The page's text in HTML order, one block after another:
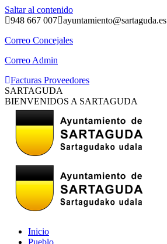
Saltar al contenido
948 667 007 ayuntamiento@sartaguda.es
Correo Concejales
Correo Admin
Facturas Proveedores
SARTAGUDA
BIENVENIDOS A SARTAGUDA
Inicio
Pueblo